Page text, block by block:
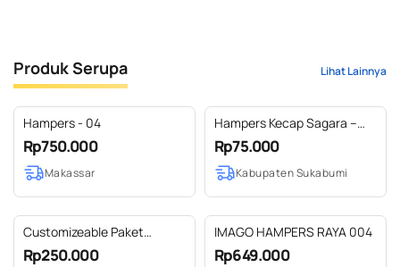
Produk Serupa Lihat Lainnya
Hampers - 04
Rp750.000
Makassar
Hampers Kecap Sagara –
Gift Set Kecap Premium
(Manis & Asin 300 ml)
Rp75.000
Kabupaten Sukabumi
Customizeable Paket
Hampers 3
Rp250.000
IMAGO HAMPERS RAYA 004
Rp649.000